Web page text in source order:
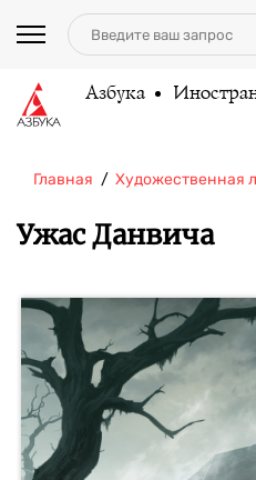
Азбука
Главная Художественная
Ужас Данвича